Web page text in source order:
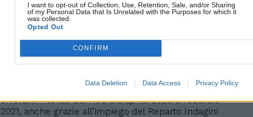
I want to opt-out of Collection, Use, Retention, Sale, and/or Sharing
of my Personal Data that Is Unrelated with the Purposes for which it
was collected.
Opted Out
CONFIRM
Data Deletion Data Access Privacy Policy
Le investigazioni più recenti hanno consentito di
rilevare la diffusione nel web di plurime condotte
offensive nei confronti del Capo dello Stato, che
appaiono frutto di una elaborata strategia di
aggressione alle più alte Istituzioni del Paese.
Numerosi sono stati i post e i contenuti multimediali
offensivi rilevati dal ROS tra aprile 2020 e febbraio
2021, anche grazie all’impiego del Reparto Indagini